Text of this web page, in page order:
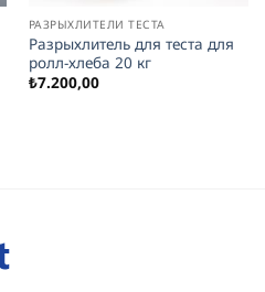
РАЗРЫХЛИТЕЛИ ТЕСТА
Разрыхлитель для теста для
ролл-хлеба 20 кг
₺7.200,00